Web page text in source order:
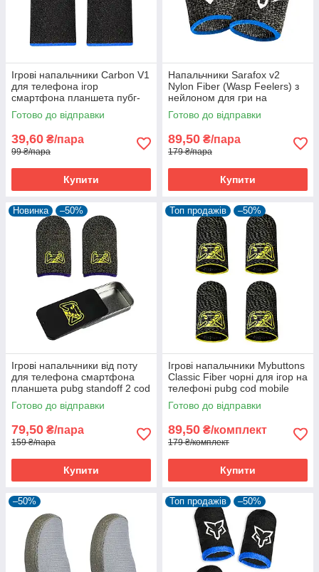
Ігрові напальчники Carbon V1
для телефона ігор
смартфона планшета пубг-
пабг мобайл pubg mobile 1
пара
Готово до відправки
39,60 ₴/пара
99 ₴/пара
Купити
Напальчники Sarafox v2
Nylon Fiber (Wasp Feelers) з
нейлоном для гри на
смартфоні пабг pubg
Готово до відправки
89,50 ₴/пара
179 ₴/пара
Купити
Новинка –50%
Ігрові напальчники від поту
для телефона смартфона
планшета pubg standoff 2 cod
MyButtons 1 пара
Готово до відправки
79,50 ₴/пара
159 ₴/пара
Купити
Топ продажів –50%
Ігрові напальчники Mybuttons
Classic Fiber чорні для ігор на
телефоні pubg cod mobile
пубг пабг 2 пари
Готово до відправки
89,50 ₴/комплект
179 ₴/комплект
Купити
–50% Топ продажів –50%